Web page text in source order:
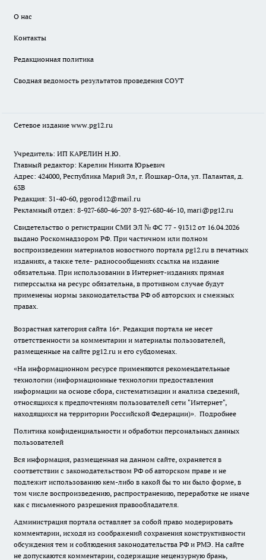
О нас
Контакты
Редакционная политика
Сводная ведомость результатов проведения СОУТ
Сетевое издание www.pg12.ru
Учредитель: ИП КАРЕЛИН Н.Ю.
Главный редактор: Карелин Никита Юрьевич
Адрес: 424000, Республика Марий Эл, г. Йошкар-Ола, ул. Палантая, д.
63В
Редакция: 31-40-60, pgorod12@mail.ru
Рекламный отдел: 8-927-680-46-20? 8-927-680-46-10, mari@pg12.ru
Свидетельство о регистрации СМИ ЭЛ № ФС 77 - 91312 от 16.04.2026
выдано Роскомнадзором РФ. При частичном или полном
воспроизведении материалов новостного портала pg12.ru в печатных
изданиях, а также теле- радиосообщениях ссылка на издание
обязательна. При использовании в Интернет-изданиях прямая
гиперссылка на ресурс обязательна, в противном случае будут
применены нормы законодательства РФ об авторских и смежных
правах.
Возрастная категория сайта 16+. Редакция портала не несет
ответственности за комментарии и материалы пользователей,
размещенные на сайте pg12.ru и его субдоменах.
«На информационном ресурсе применяются рекомендательные
технологии (информационные технологии предоставления
информации на основе сбора, систематизации и анализа сведений,
относящихся к предпочтениям пользователей сети "Интернет",
находящихся на территории Российской Федерации)». Подробнее
Политика конфиденциальности и обработки персональных данных
пользователей
Вся информация, размещенная на данном сайте, охраняется в
соответствии с законодательством РФ об авторском праве и не
подлежит использованию кем-либо в какой бы то ни было форме, в
том числе воспроизведению, распространению, переработке не иначе
как с письменного разрешения правообладателя.
Администрация портала оставляет за собой право модерировать
комментарии, исходя из соображений сохранения конструктивности
обсуждения тем и соблюдения законодательства РФ и РМЭ. На сайте
не допускаются комментарии, содержащие нецензурную брань,